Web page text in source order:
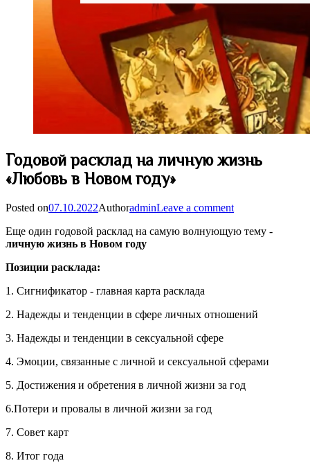
Годовой расклад на личную жизнь
«Любовь в Новом году»
Posted on07.10.2022AuthoradminLeave a comment
Еще один годовой расклад на самую волнующую тему -
личную жизнь в Новом году
Позиции расклада:
1. Сигнификатор - главная карта расклада
2. Надежды и тенденции в сфере личных отношений
3. Надежды и тенденции в сексуальной сфере
4. Эмоции, связанные с личной и сексуальной сферами
5. Достижения и обретения в личной жизни за год
6.Потери и провалы в личной жизни за год
7. Совет карт
8. Итог года